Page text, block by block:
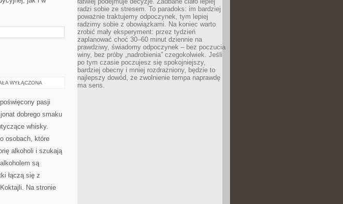
WYŁĄCZONA
pasji
dobrego smaku
whisky.
osobach, które
alkoholi i szukają
są
łączą się z
Na stronie
radzi sobie ze stresem. To paradoks: im bardziej
poważnie traktujemy odpoczynek, tym lepiej
radzimy sobie z obowiązkami. Na koniec warto
zrobić mały eksperyment: przez tydzień
zaplanować choć 30–60 minut dziennie na
prawdziwy, świadomy odpoczynek – bez poczucia
winy, bez próby „nadrobienia” czegokolwiek. Jeśli
po tym czasie poczujesz się spokojniejszy,
bardziej obecny i mniej rozdrażniony, będzie to
najlepszy dowód, że zwolnienie tempa naprawdę
ma sens.